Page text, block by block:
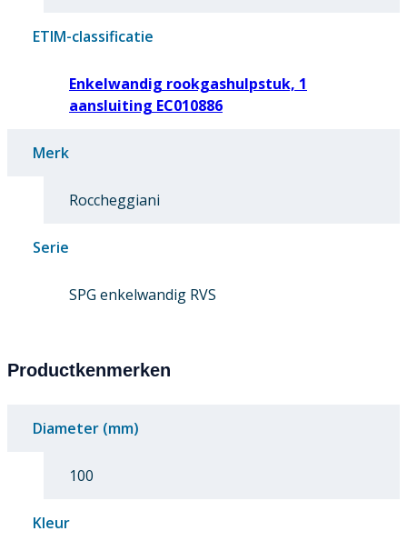
ETIM-classificatie
Enkelwandig rookgashulpstuk, 1
aansluiting EC010886
Merk
Roccheggiani
Serie
SPG enkelwandig RVS
Productkenmerken
Diameter (mm)
100
Kleur